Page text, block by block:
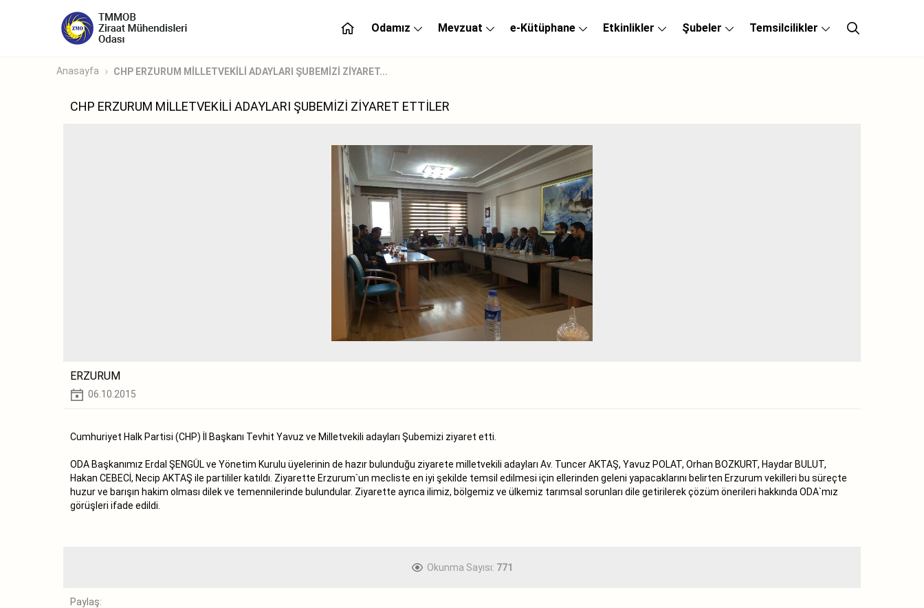
Odamız Mevzuat e-Kütüphane Etkinlikler Şubeler Temsilcilikler
Anasayfa CHP ERZURUM MİLLETVEKİLİ ADAYLARI ŞUBEMİZİ ZİYARET...
CHP ERZURUM MİLLETVEKİLİ ADAYLARI ŞUBEMİZİ ZİYARET ETTİLER
ERZURUM
06.10.2015
Cumhuriyet Halk Partisi (CHP) İl Başkanı Tevhit Yavuz ve Milletvekili adayları Şubemizi ziyaret etti.
ODA Başkanımız Erdal ŞENGÜL ve Yönetim Kurulu üyelerinin de hazır bulunduğu ziyarete milletvekili adayları Av. Tuncer AKTAŞ, Yavuz POLAT, Orhan BOZKURT, Haydar BULUT,
Hakan CEBECİ, Necip AKTAŞ ile partililer katıldı. Ziyarette Erzurum`un mecliste en iyi şekilde temsil edilmesi için ellerinden geleni yapacaklarını belirten Erzurum vekilleri bu süreçte
huzur ve barışın hakim olması dilek ve temennilerinde bulundular. Ziyarette ayrıca ilimiz, bölgemiz ve ülkemiz tarımsal sorunları dile getirilerek çözüm önerileri hakkında ODA`mız
görüşleri ifade edildi.
Okunma Sayısı: 771
Paylaş: